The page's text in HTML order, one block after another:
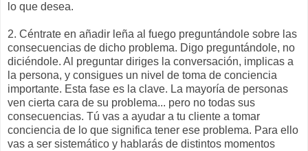
lo que desea.
2. Céntrate en añadir leña al fuego preguntándole sobre las
consecuencias de dicho problema. Digo preguntándole, no
diciéndole. Al preguntar diriges la conversación, implicas a
la persona, y consigues un nivel de toma de conciencia
importante. Esta fase es la clave. La mayoría de personas
ven cierta cara de su problema... pero no todas sus
consecuencias. Tú vas a ayudar a tu cliente a tomar
conciencia de lo que significa tener ese problema. Para ello
vas a ser sistemático y hablarás de distintos momentos